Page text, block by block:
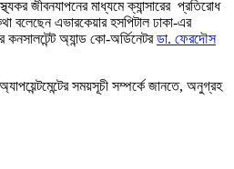
জীবনযাপনের মাধ্যমে ক্যান্সারের প্রতিরোধ
বলেছেন এভারকেয়ার হসপিটাল ঢাকা-এর
অ্যান্ড কো-অর্ডিনেটরডা. ফেরদৌস
সময়সূচী সম্পর্কে জানতে, অনুগ্রহ